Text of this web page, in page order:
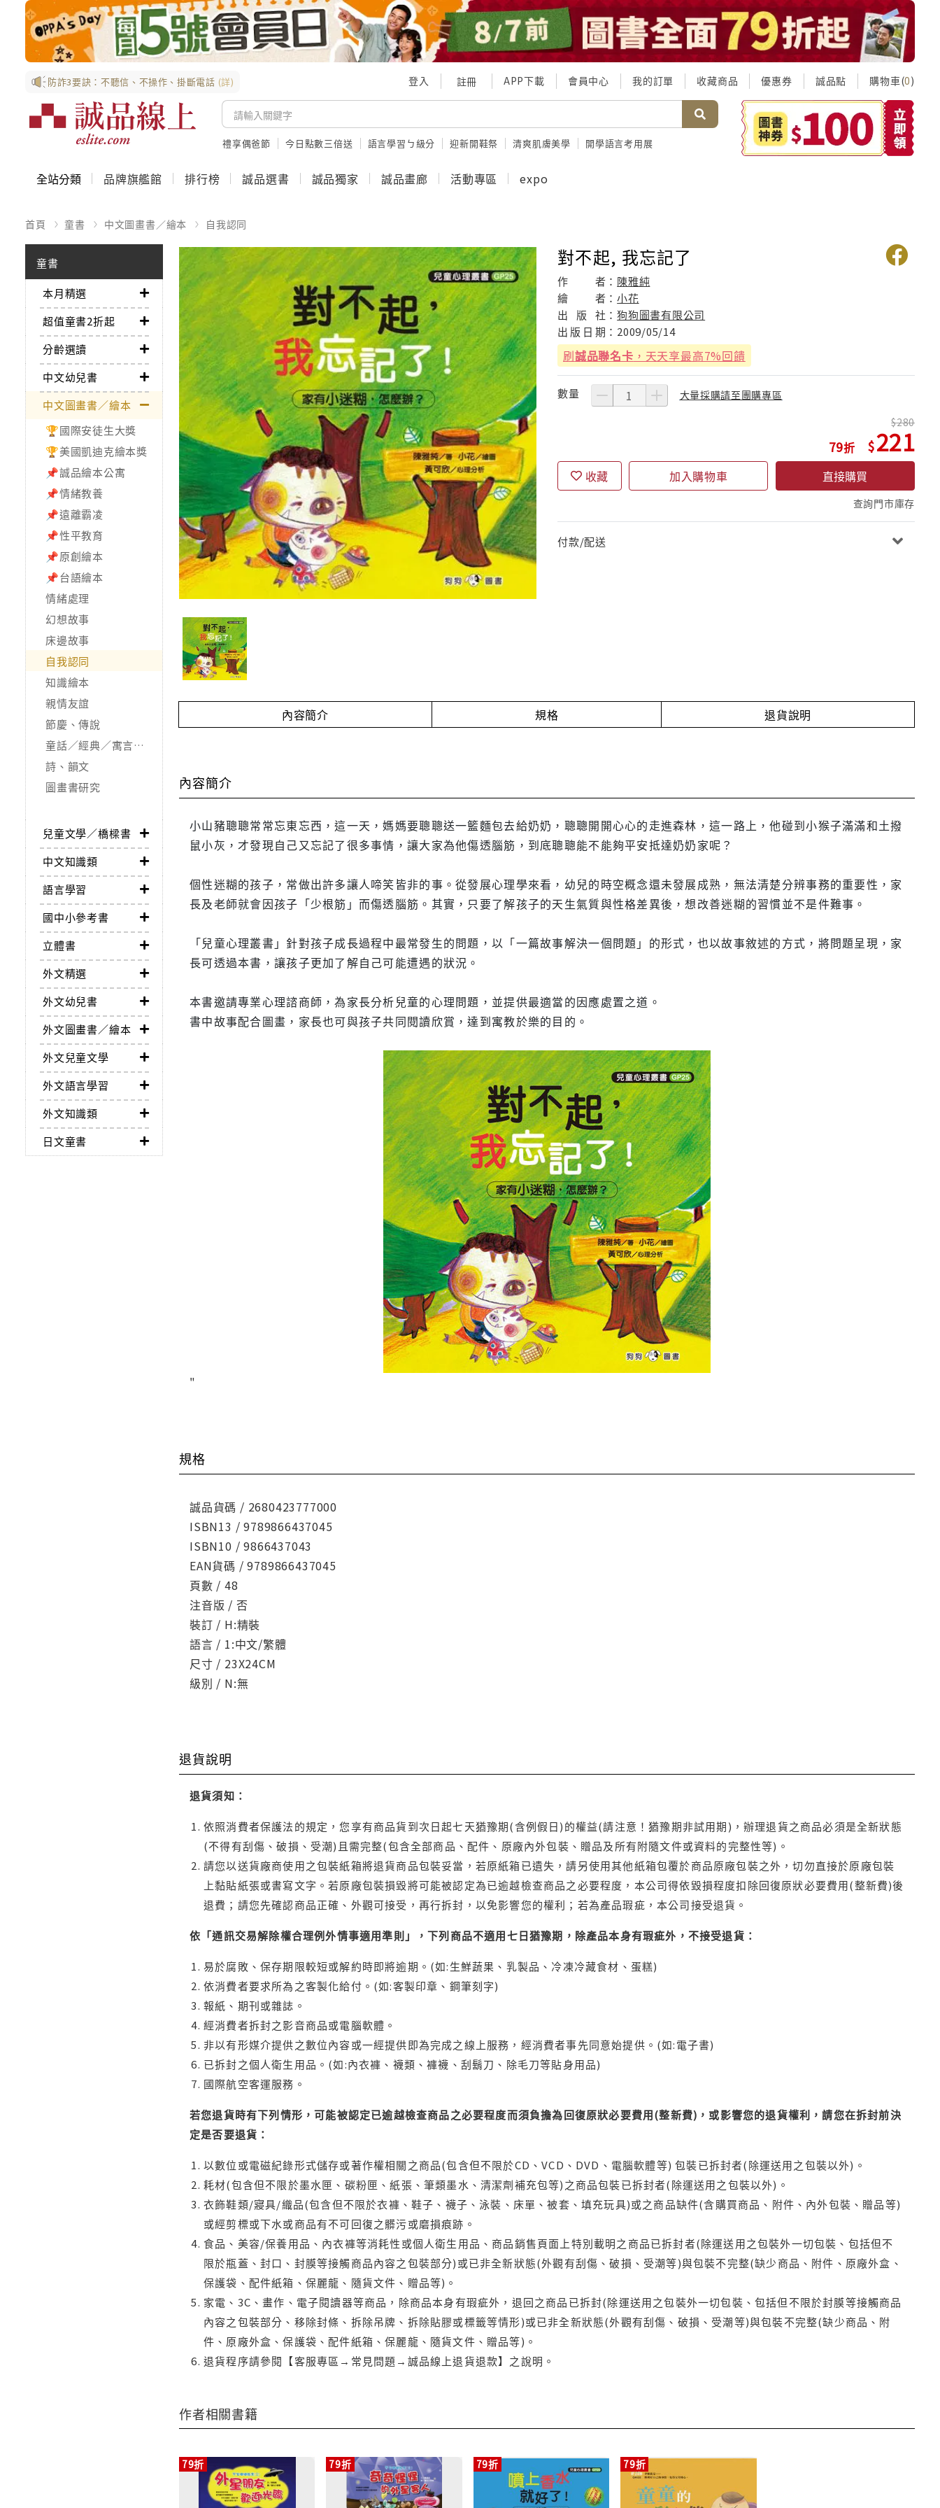
防詐3要訣：不聽信、不操作、掛斷電話 (詳) 登入 註冊 APP下載 會員中心 我的訂單 收藏商品 優惠券 誠品點 購物車(0)
禮享偶爸節 今日點數三倍送 語言學習ㄅ級分 迎新開鞋祭 清爽肌膚美學 開學語言考用展
全站分類 品牌旗艦館 排行榜 誠品選書 誠品獨家 誠品畫廊 活動專區 expo
首頁 童書 中文圖畫書／繪本 自我認同
童書
本月精選
超值童書2折起
分齡選讀
中文幼兒書
中文圖畫書／繪本
🏆國際安徒生大獎
🏆美國凱迪克繪本獎
📌誠品繪本公寓
📌情緒教養
📌遠離霸凌
📌性平教育
📌原創繪本
📌台語繪本
情緒處理
幻想故事
床邊故事
自我認同
知識繪本
親情友誼
節慶、傳說
童話／經典／寓言故事
詩、韻文
圖畫書研究
兒童文學／橋樑書
中文知識類
語言學習
國中小參考書
立體書
外文精選
外文幼兒書
外文圖畫書／繪本
外文兒童文學
外文語言學習
外文知識類
日文童書
對不起, 我忘記了
作 者： 陳雅純
繪
者：小花
出
版 社：狗狗圖書有限公司
出 版 日 期： 2009/05/14
刷誠品聯名卡 ，天天享最高7%回饋
數量 大量採購請至團購專區
79
280
221
收藏 加入購物車 直接購買
查詢門市庫存
付款/配送
內容簡介 規格 退貨說明
內容簡介
小山豬聰聰常常忘東忘西，這一天，媽媽要聰聰送一籃麵包去給奶奶，聰聰開開心心的走進森林，這一路上，他碰到小猴子滿滿和土撥
鼠小灰，才發現自己又忘記了很多事情，讓大家為他傷透腦筋，到底聰聰能不能夠平安抵達奶奶家呢？
個性迷糊的孩子，常做出許多讓人啼笑皆非的事。從發展心理學來看，幼兒的時空概念還未發展成熟，無法清楚分辨事務的重要性，家
長及老師就會因孩子「少根筋」而傷透腦筋。其實，只要了解孩子的天生氣質與性格差異後，想改善迷糊的習慣並不是件難事。
「兒童心理叢書」針對孩子成長過程中最常發生的問題，以「一篇故事解決一個問題」的形式，也以故事敘述的方式，將問題呈現，家
長可透過本書，讓孩子更加了解自己可能遭遇的狀況。
本書邀請專業心理諮商師，為家長分析兒童的心理問題，並提供最適當的因應處置之道。
書中故事配合圖畫，家長也可與孩子共同閱讀欣賞，達到寓教於樂的目的。
"
規格
誠品貨碼 / 2680423777000
ISBN13 / 9789866437045
ISBN10 / 9866437043
EAN貨碼 / 9789866437045
頁數 / 48
注音版 / 否
裝訂 / H:精裝
語言 / 1:中文/繁體
尺寸 / 23X24CM
級別 / N:無
退貨說明
退貨須知：
依照消費者保護法的規定，您享有商品貨到次日起七天猶豫期(含例假日)的權益(請注意！猶豫期非試用期)，辦理退貨之商品必須是全新狀態
(不得有刮傷、破損、受潮)且需完整(包含全部商品、配件、原廠內外包裝、贈品及所有附隨文件或資料的完整性等)。
請您以送貨廠商使用之包裝紙箱將退貨商品包裝妥當，若原紙箱已遺失，請另使用其他紙箱包覆於商品原廠包裝之外，切勿直接於原廠包裝
上黏貼紙張或書寫文字。若原廠包裝損毀將可能被認定為已逾越檢查商品之必要程度，本公司得依毀損程度扣除回復原狀必要費用(整新費)後
退費；請您先確認商品正確、外觀可接受，再行拆封，以免影響您的權利；若為產品瑕疵，本公司接受退貨。
依「通訊交易解除權合理例外情事適用準則」，下列商品不適用七日猶豫期，除產品本身有瑕疵外，不接受退貨：
易於腐敗、保存期限較短或解約時即將逾期。(如:生鮮蔬果、乳製品、冷凍冷藏食材、蛋糕)
依消費者要求所為之客製化給付。(如:客製印章、鋼筆刻字)
報紙、期刊或雜誌。
經消費者拆封之影音商品或電腦軟體。
非以有形媒介提供之數位內容或一經提供即為完成之線上服務，經消費者事先同意始提供。(如:電子書)
已拆封之個人衛生用品。(如:內衣褲、襪類、褲襪、刮鬍刀、除毛刀等貼身用品)
國際航空客運服務。
若您退貨時有下列情形，可能被認定已逾越檢查商品之必要程度而須負擔為回復原狀必要費用(整新費)，或影響您的退貨權利，請您在拆封前決
定是否要退貨：
以數位或電磁紀錄形式儲存或著作權相關之商品(包含但不限於CD、VCD、DVD、電腦軟體等) 包裝已拆封者(除運送用之包裝以外)。
耗材(包含但不限於墨水匣、碳粉匣、紙張、筆類墨水、清潔劑補充包等)之商品包裝已拆封者(除運送用之包裝以外)。
衣飾鞋類/寢具/織品(包含但不限於衣褲、鞋子、襪子、泳裝、床單、被套、填充玩具)或之商品缺件(含購買商品、附件、內外包裝、贈品等)
或經剪標或下水或商品有不可回復之髒污或磨損痕跡。
食品、美容/保養用品、內衣褲等消耗性或個人衛生用品、商品銷售頁面上特別載明之商品已拆封者(除運送用之包裝外一切包裝、包括但不
限於瓶蓋、封口、封膜等接觸商品內容之包裝部分)或已非全新狀態(外觀有刮傷、破損、受潮等)與包裝不完整(缺少商品、附件、原廠外盒、
保護袋、配件紙箱、保麗龍、隨貨文件、贈品等)。
家電、3C、畫作、電子閱讀器等商品，除商品本身有瑕疵外，退回之商品已拆封(除運送用之包裝外一切包裝、包括但不限於封膜等接觸商品
內容之包裝部分、移除封條、拆除吊牌、拆除貼膠或標籤等情形)或已非全新狀態(外觀有刮傷、破損、受潮等)與包裝不完整(缺少商品、附
件、原廠外盒、保護袋、配件紙箱、保麗龍、隨貨文件、贈品等)。
退貨程序請參閱【客服專區→常見問題→誠品線上退貨退款】之說明。
作者相關書籍
79折 79折 79折 79折